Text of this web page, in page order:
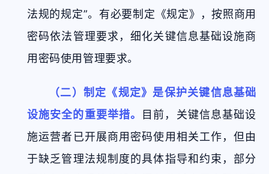
法规的规定”。有必要制定《规定》，按照商用
密码依法管理要求，细化关键信息基础设施商
用密码使用管理要求。
（二）制定《规定》是保护关键信息基础
设施安全的重要举措。
目前，关键信息基础设
施运营者已开展商用密码使用相关工作，但由
于缺乏管理法规制度的具体指导和约束，部分